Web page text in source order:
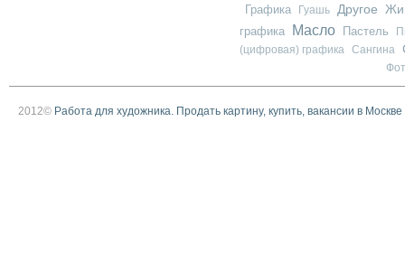
Графика Гуашь Другое
графика
Масло Пастель
(цифровая) графика
Сангина
2012© Работа для художника. Продать картину, купить, вакансии в Москве